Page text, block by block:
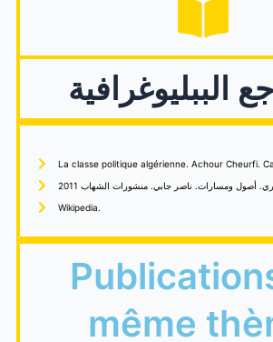
الببليوغرافية
La classe politique algérienne. Achour Cheurfi.
أصول ومسارات. ناصر جابي. منشورات الشهاب 2011
Wikipedia.
même